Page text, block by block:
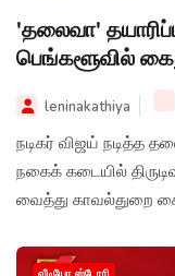
'தலைவா'
பெங்களூவில்
leninakathiya
நடிகர் விஜய் நடித்த
நகைக் கடையில்
வைத்து காவல்துறை